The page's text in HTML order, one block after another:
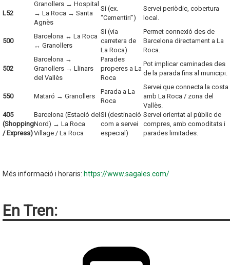
L52
Granollers → Hospital
→ La Roca → Santa
Agnès
Sí (ex.
“Cementiri”)
Servei periòdic, cobertura
local.
500
Barcelona ↔ La Roca
↔ Granollers
Sí (via
carretera de
La Roca)
Permet connexió des de
Barcelona directament a La
Roca.
502
Barcelona →
Granollers → Llinars
del Vallès
Parades
properes a La
Roca
Pot implicar caminades des
de la parada fins al municipi.
550 Mataró → Granollers
Parada a La
Roca
Servei que connecta la costa
amb La Roca / zona del
Vallès.
405
(Shopping
/ Express)
Barcelona (Estació del
Nord) → La Roca
Village / La Roca
Sí (destinació
com a servei
especial)
Servei orientat al públic de
compres, amb comoditats i
parades limitades.
Més informació i horaris: https://www.sagales.com/
En Tren: